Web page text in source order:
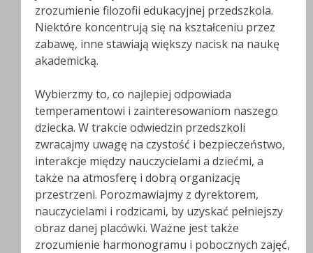
zrozumienie filozofii edukacyjnej przedszkola.
Niektóre koncentrują się na kształceniu przez
zabawę, inne stawiają większy nacisk na naukę
akademicką.
Wybierzmy to, co najlepiej odpowiada
temperamentowi i zainteresowaniom naszego
dziecka. W trakcie odwiedzin przedszkoli
zwracajmy uwagę na czystość i bezpieczeństwo,
interakcje między nauczycielami a dziećmi, a
także na atmosferę i dobrą organizację
przestrzeni. Porozmawiajmy z dyrektorem,
nauczycielami i rodzicami, by uzyskać pełniejszy
obraz danej placówki. Ważne jest także
zrozumienie harmonogramu i pobocznych zajęć,